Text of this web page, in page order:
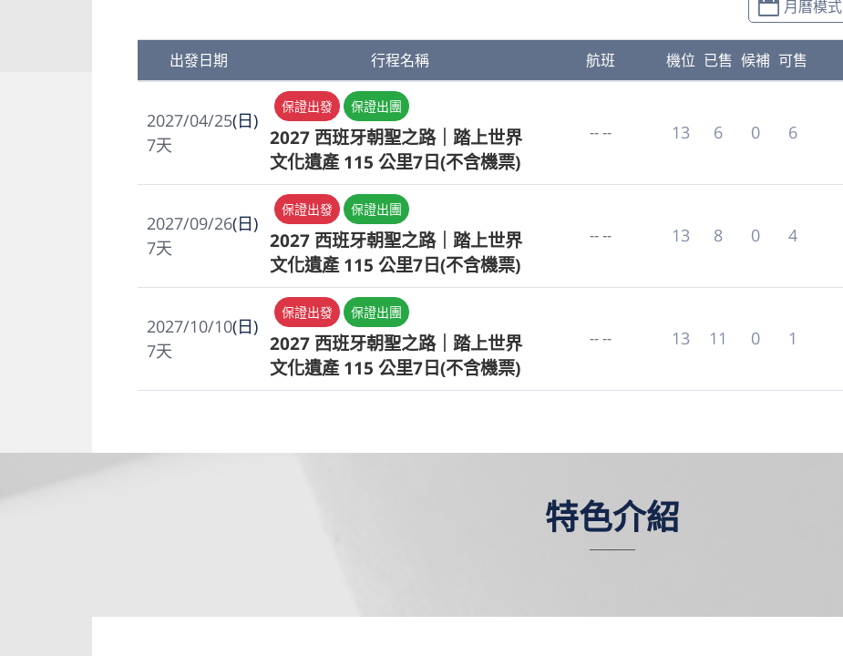
特色介紹
月曆模式
出發日期 行程名稱 航班 機位 已售 候補 可售
2027/04/25(日)
7天
保證出發 保證出團
2027 西班牙朝聖之路｜踏上世界
文化遺產 115 公里7日(不含機票)
-- -- 13 6 0 6
2027/09/26(日)
7天
保證出發 保證出團
2027 西班牙朝聖之路｜踏上世界
文化遺產 115 公里7日(不含機票)
-- -- 13 8 0 4
2027/10/10(日)
7天
保證出發 保證出團
2027 西班牙朝聖之路｜踏上世界
文化遺產 115 公里7日(不含機票)
-- -- 13 11 0 1